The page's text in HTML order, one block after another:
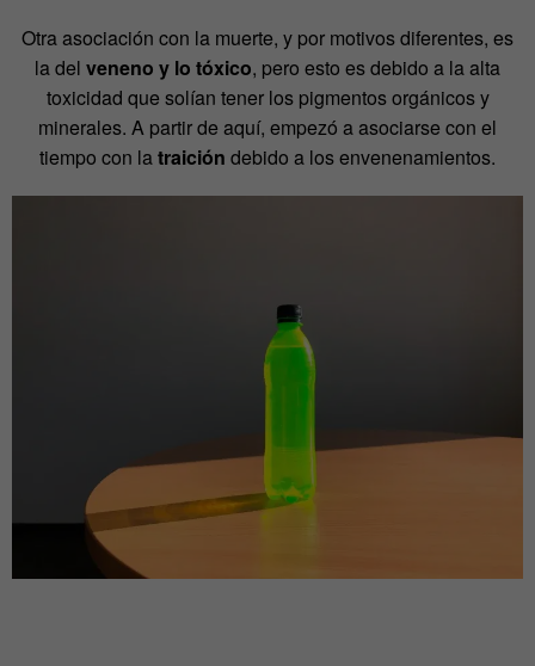
Otra asociación con la muerte, y por motivos diferentes, es
la del veneno y lo tóxico, pero esto es debido a la alta
toxicidad que solían tener los pigmentos orgánicos y
minerales. A partir de aquí, empezó a asociarse con el
tiempo con latraición debido a los envenenamientos.